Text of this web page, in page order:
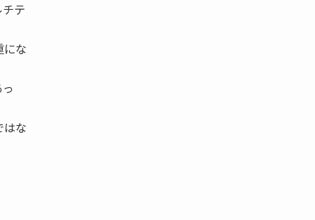
テ
にな
はな